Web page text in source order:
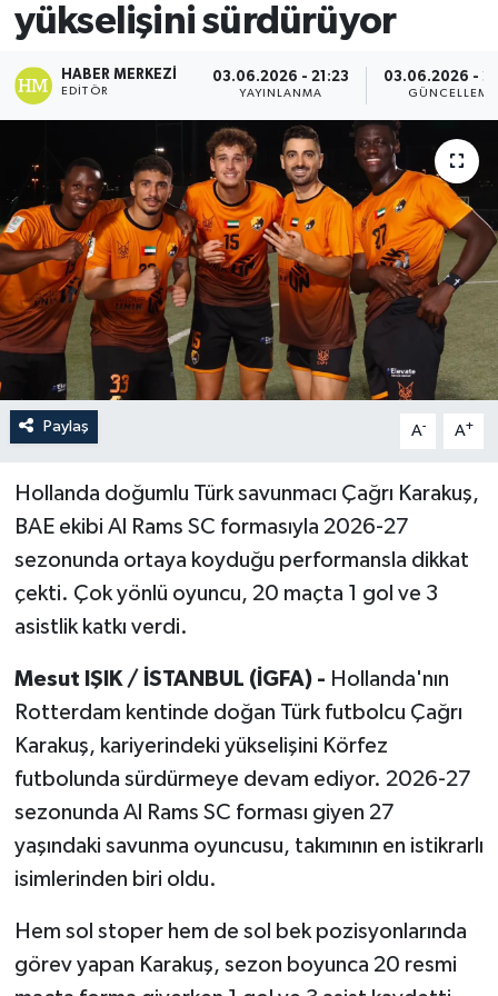
yükselişini sürdürüyor
HABER MERKEZI
EDITÖR
03.06.2026 - 21:23
YAYINLANMA
03.06.2026 -
GÜNCELLEME
Paylaş A- A+
Hollanda doğumlu Türk savunmacı Çağrı Karakuş,
BAE ekibi Al Rams SC formasıyla 2026-27
sezonunda ortaya koyduğu performansla dikkat
çekti. Çok yönlü oyuncu, 20 maçta 1 gol ve 3
asistlik katkı verdi.
Mesut IŞIK / İSTANBUL (İGFA) - Hollanda'nın
Rotterdam kentinde doğan Türk futbolcu Çağrı
Karakuş, kariyerindeki yükselişini Körfez
futbolunda sürdürmeye devam ediyor. 2026-27
sezonunda Al Rams SC forması giyen 27
yaşındaki savunma oyuncusu, takımının en istikrarlı
isimlerinden biri oldu.
Hem sol stoper hem de sol bek pozisyonlarında
görev yapan Karakuş, sezon boyunca 20 resmi